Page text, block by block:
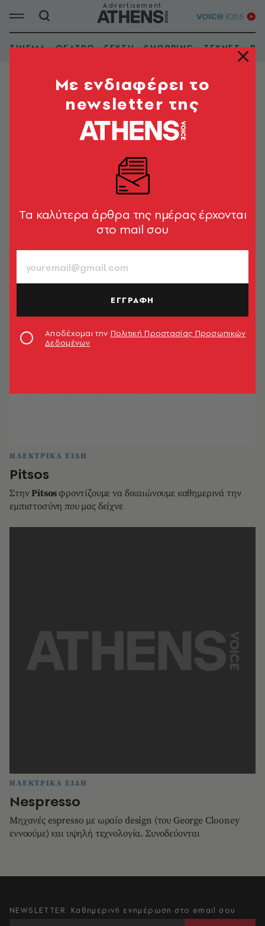
ΣΙΝΕΜΑ ΘΕΑΤΡΟ ΓΕΥΣΗ SHOPPING ΤΕΧΝΕΣ
ΗΛΕΚΤΡΙΚΑ ΕΙΔΗ
Εμφάνιση φίλτρων
ΗΛΕΚΤΡΙΚΑ ΕΙΔΗ
Pitsos
ΣτηνPitsosφροντίζουμε να δικαιώνουμε καθημερινά την
εμπιστοσύνη που μας δείχνε
ΗΛΕΚΤΡΙΚΑ ΕΙΔΗ
Nespresso
Μηχανές espresso με ωραίο design (του George Clooney
εννοούμε) και υψηλή τεχνολογία. Συνοδεύονται
NEWSLETTER: Καθημερινή ενημέρωση στο email σου
Mε ενδιαφέρει το
newsletter της
Tα καλύτερα άρθρα της ημέρας έρχονται
στο mail σου
ΕΓΓΡΑΦΗ
Αποδέχομαι την Πολιτική Προστασίας Προσωπικών
Δεδομένων